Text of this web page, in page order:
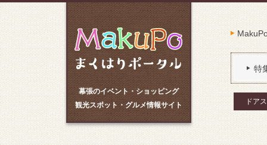
幕張のイベント・ショッピング
観光スポット・グルメ情報サイト
特
ドア